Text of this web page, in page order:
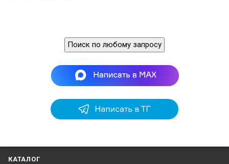
Поиск по любому запросу
КАТАЛОГ